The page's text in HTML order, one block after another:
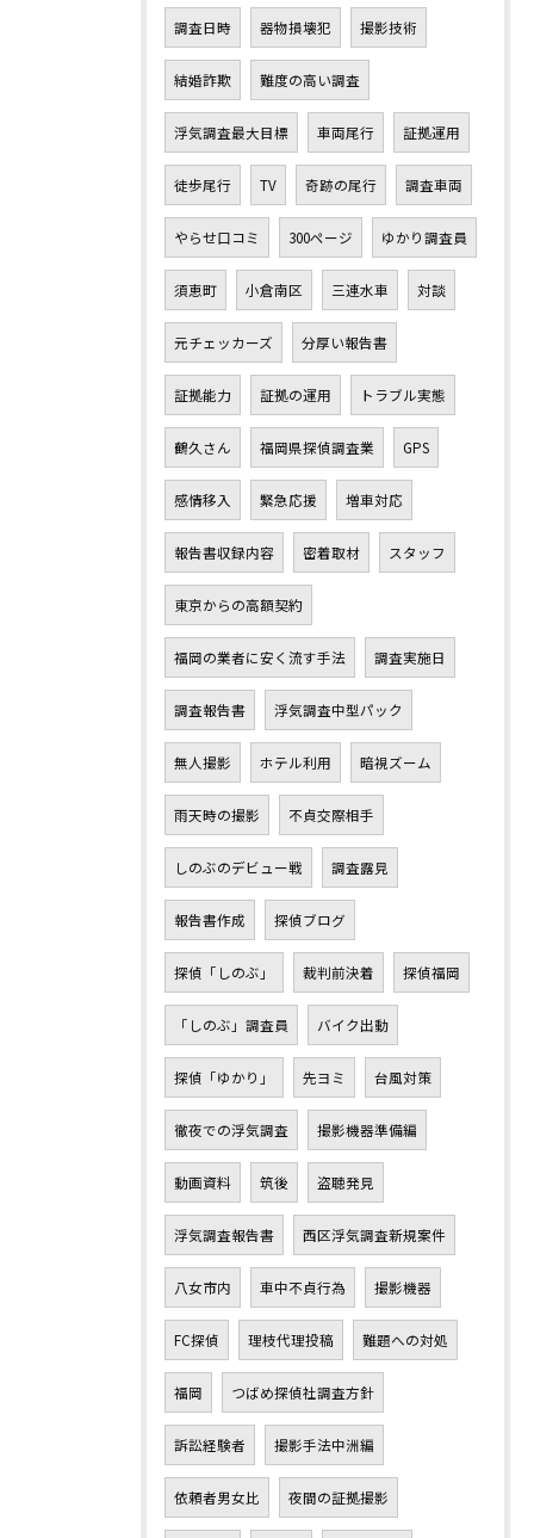
調査日時 器物損壊犯 撮影技術
結婚詐欺 難度の高い調査
浮気調査最大目標 車両尾行 証拠運用
徒歩尾行 TV 奇跡の尾行 調査車両
やらせ口コミ 300ページ ゆかり調査員
須恵町 小倉南区 三連水車 対談
元チェッカーズ 分厚い報告書
証拠能力 証拠の運用 トラブル実態
鶴久さん 福岡県探偵調査業 GPS
感情移入 緊急応援 増車対応
報告書収録内容 密着取材 スタッフ
東京からの高額契約
福岡の業者に安く流す手法 調査実施日
調査報告書 浮気調査中型パック
無人撮影 ホテル利用 暗視ズーム
雨天時の撮影 不貞交際相手
しのぶのデビュー戦 調査露見
報告書作成 探偵ブログ
探偵「しのぶ」 裁判前決着 探偵福岡
「しのぶ」調査員 バイク出動
探偵「ゆかり」 先ヨミ 台風対策
徹夜での浮気調査 撮影機器準備編
動画資料 筑後 盗聴発見
浮気調査報告書 西区浮気調査新規案件
八女市内 車中不貞行為 撮影機器
FC探偵 理枝代理投稿 難題への対処
福岡 つばめ探偵社調査方針
訴訟経験者 撮影手法中洲編
依頼者男女比 夜間の証拠撮影